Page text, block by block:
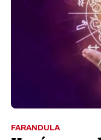
FARANDULA